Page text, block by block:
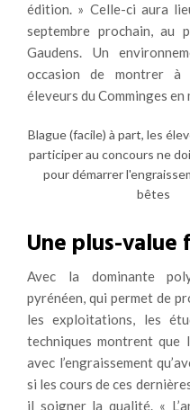
édition. » Celle-ci aura
septembre prochain, au
Gaudens. Un
occasion de montrer à
éleveurs du Comminges
Blague (facile) à part, les
participer au concours ne
pour démarrer
bêtes
Une plus-value
Avec la dominante
pyrénéen, qui permet de
les exploitations, les
techniques montrent que
avec l’engraissement
si les cours de ces
il soigner la qualité. «